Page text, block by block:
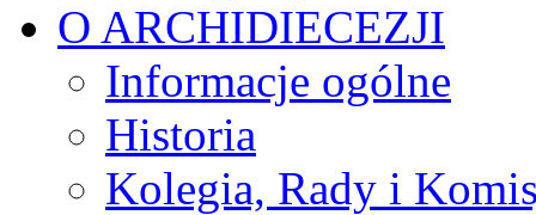
O ARCHIDIECEZJI
Informacje ogólne
Historia
Kolegia, Rady i